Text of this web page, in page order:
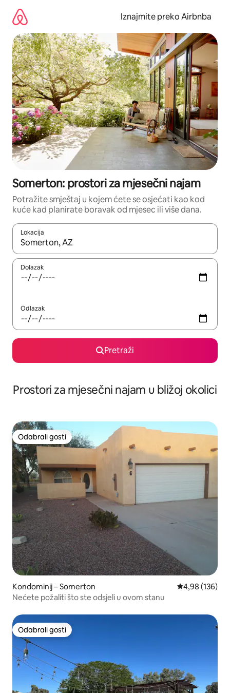
sadržaj
Iznajmite preko Airbnba
Somerton: prostori za mjesečni najam
Potražite smještaj u kojem ćete se osjećati kao kod
kuće kad planirate boravak od mjesec ili više dana.
Lokacija
Kada budu dostupni rezultati, moći ćete ih pregledati
Dolazak
Odlazak
Pretraži
Prostori za mjesečni najam u bližoj okolici
Odabrali gosti
Odabrali gosti
Kondominij – Somerton Prosječna
4,98 (136)
Nećete požaliti što ste odsjeli u ovom stanu
Odabrali gosti
Odabrali gosti